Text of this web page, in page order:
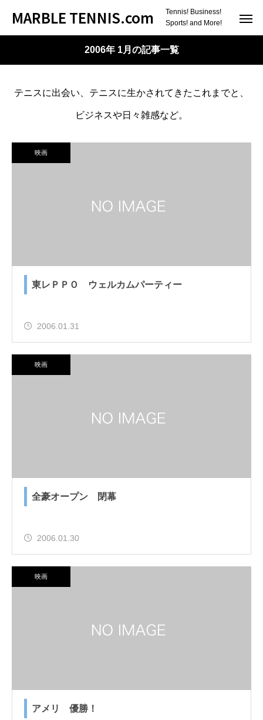
MARBLE TENNIS.com
Tennis! Business!
Sports! and More!
2006年 1月の記事一覧
テニスに出会い、テニスに生かされてきたこれまでと、
ビジネスや日々雑感など。
映画
東レＰＰＯ ウェルカムパーティー
2006.01.31
映画
全豪オープン 閉幕
2006.01.30
映画
アメリ 優勝！